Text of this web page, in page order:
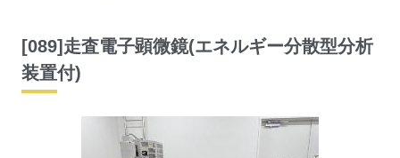
[089]走査電子顕微鏡(エネルギー分散型分析
装置付)